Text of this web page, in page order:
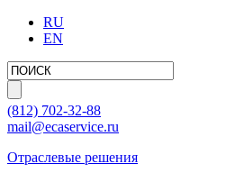
RU
EN
(812) 702-32-88
mail@ecaservice.ru
Отраслевые решения